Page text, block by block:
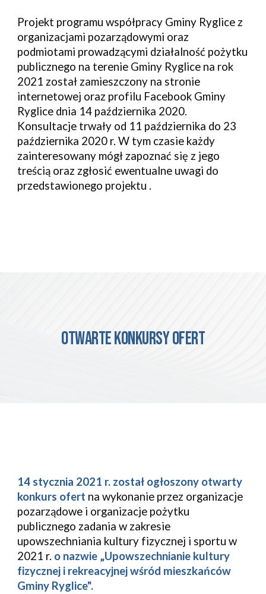
Projekt programu współpracy Gminy Ryglice z
organizacjami pozarządowymi oraz
podmiotami prowadzącymi działalność pożytku
publicznego na terenie Gminy Ryglice na rok
2021 został zamieszczony na stronie
internetowej oraz profilu Facebook Gminy
Ryglice dnia 14 października 2020.
Konsultacje trwały od 11 października do 23
października 2020 r. W tym czasie każdy
zainteresowany mógł zapoznać się z jego
treścią oraz zgłosić ewentualne uwagi do
przedstawionego projektu .
otwarte konkursy ofert
14 stycznia 2021 r. został ogłoszony otwarty
konkurs ofert na wykonanie przez organizacje
pozarządowe i organizacje pożytku
publicznego zadania w zakresie
upowszechniania kultury fizycznej i sportu w
2021 r. o nazwie „Upowszechnianie kultury
fizycznej i rekreacyjnej wśród mieszkańców
Gminy Ryglice".